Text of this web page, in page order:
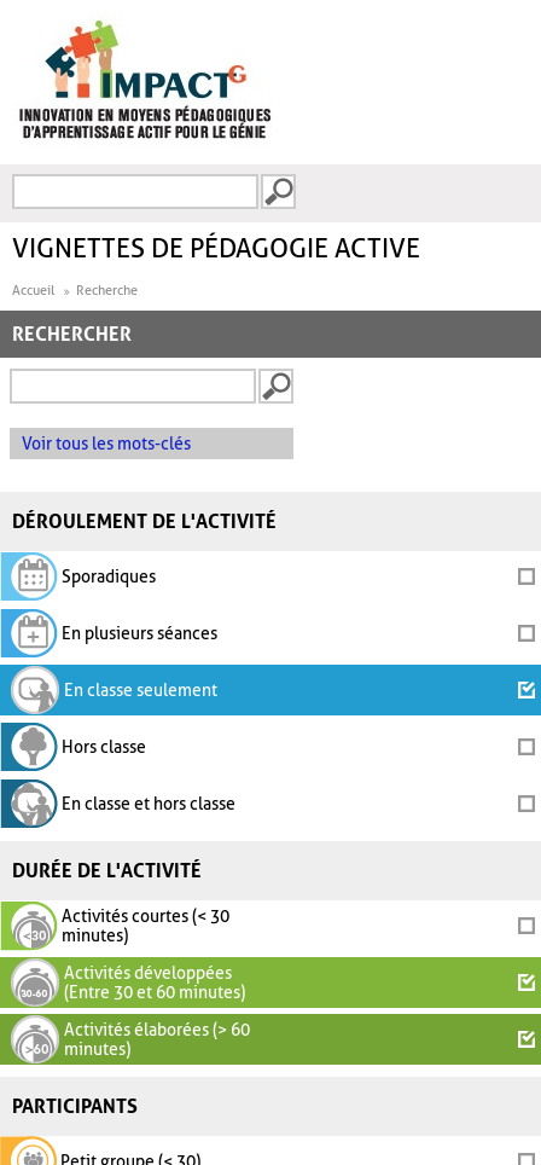
FORMULAIRE DE
VIGNETTES DE PÉDAGOGIE ACTIVE
Accueil Recherche
RECHERCHER
Voir tous les mots-clés
DÉROULEMENT DE L'ACTIVITÉ
Sporadiques
En plusieurs séances
En classe seulement
Hors classe
En classe et hors classe
DURÉE DE L'ACTIVITÉ
Activités courtes (< 30
minutes)
Activités développées
(Entre 30 et 60 minutes)
Activités élaborées (> 60
minutes)
PARTICIPANTS
Petit groupe (< 30)